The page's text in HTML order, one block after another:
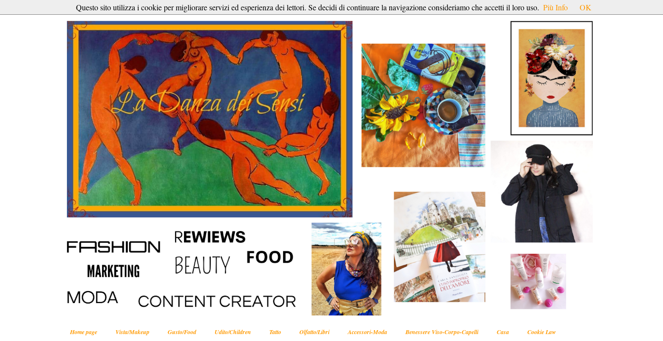
Home page Vista/Makeup Gusto/Food Udito/Children Tatto Olfatto/Libri Accessori-Moda Benessere Viso-Corpo-Capelli Casa
Cookie Law
Questo sito utilizza i cookie per migliorare servizi ed esperienza dei lettori. Se decidi di continuare la navigazione consideriamo che accetti il loro uso. Più Info OK